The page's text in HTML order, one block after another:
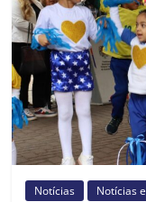
Prefeitura
Estância
Turística
Guaratinguetá
Notícias Notícias